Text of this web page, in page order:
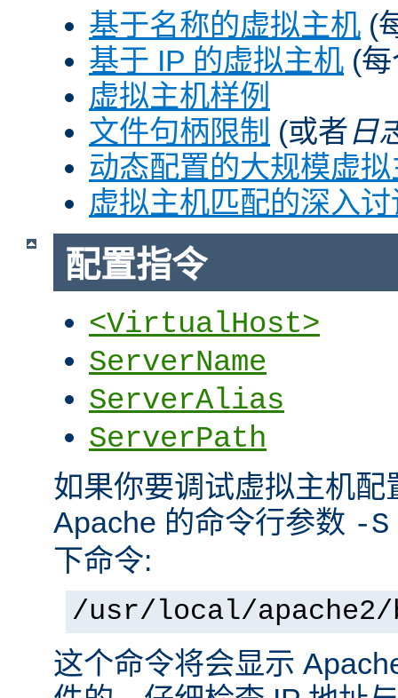
基于名称的虚拟主机 (
基于 IP 的虚拟主机 (
虚拟主机样例
文件句柄限制 (或者日
动态配置的大规模虚
虚拟主机匹配的深入讨
配置指令
<VirtualHost>
ServerName
ServerAlias
ServerPath
如果你要调试虚拟主机配
Apache 的命令行参数 -S
下命令:
/usr/local/
这个命令将会显示